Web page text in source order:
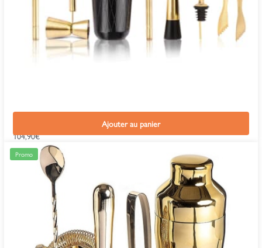
Kit Cocktail Chic Or
104,90€
Ajouter au panier
Promo